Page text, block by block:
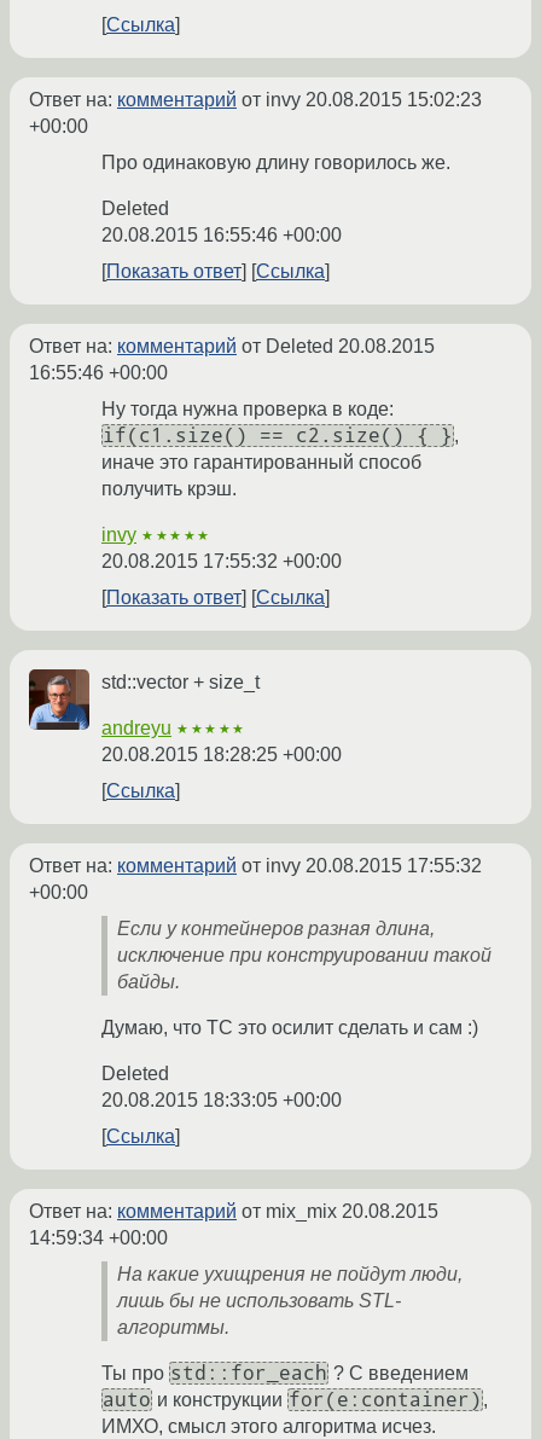
Ссылка
Ответ на: комментарий от invy 20.08.2015 15:02:23
+00:00
Про одинаковую длину говорилось же.
Deleted
20.08.2015 16:55:46 +00:00
Показать ответ
Ссылка
Ответ на: комментарий от Deleted 20.08.2015
16:55:46 +00:00
Ну тогда нужна проверка в коде:
if(c1.size() == c2.size() { } ,
иначе это гарантированный способ
получить крэш.
invy ★★★★★
20.08.2015 17:55:32 +00:00
Показать ответ
Ссылка
std::vector + size_t
andreyu ★★★★★
20.08.2015 18:28:25 +00:00
Ссылка
Ответ на: комментарий от invy 20.08.2015 17:55:32
+00:00
Если у контейнеров разная длина,
исключение при конструировании такой
байды.
Думаю, что ТС это осилит сделать и сам :)
Deleted
20.08.2015 18:33:05 +00:00
Ссылка
Ответ на: комментарий от mix_mix 20.08.2015
14:59:34 +00:00
На какие ухищрения не пойдут люди,
лишь бы не использовать STL-
алгоритмы.
Ты про std::for_each ? С введением
auto и конструкции for(e:container) ,
ИМХО, смысл этого алгоритма исчез.